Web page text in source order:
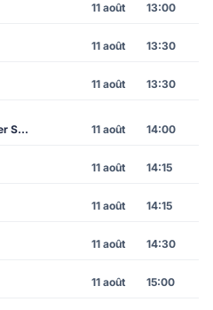
11 août 13:00
11 août 13:30
11 août 13:30
Red Star Belgrade vs Hapoel Beer Sheva 11 août 14:00
11 août 14:15
11 août 14:15
11 août 14:30
11 août 15:00